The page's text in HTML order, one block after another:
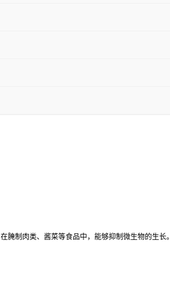
制肉类、酱菜等食品中，能够抑制微生物的生长。